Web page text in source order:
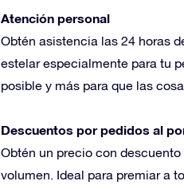
Atención personal
Obtén asistencia las 24 horas
estelar especialmente para tu
posible y más para que las
Descuentos por pedidos al
Obtén un precio con
volumen. Ideal para premiar a